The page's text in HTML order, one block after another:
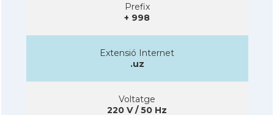
Prefix
+ 998
Extensió Internet
.uz
Voltatge
220 V / 50 Hz